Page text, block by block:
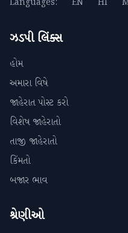
ઝડપી લિંક્સ
હોમ
અમારા વિષે
જાહેરાત પોસ્ટ કરો
વિશેષ જાહેરાતો
તાજી જાહેરાતો
કિંમતો
બજાર ભાવ
શ્રેણીઓ